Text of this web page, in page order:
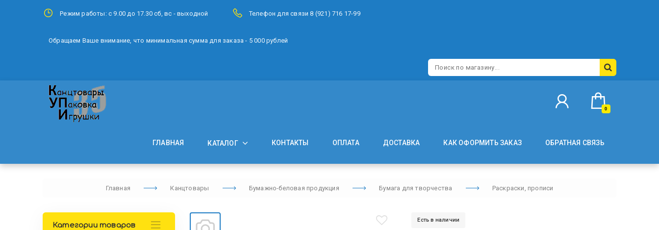
Режим работы: с 9.00 до 17.30 сб, вс - выходной Телефон для связи 8 (921) 716 17-99
Обращаем Ваше внимание, что минимальная сумма для заказа - 5 000 рублей
0
ГЛАВНАЯ КАТАЛОГ КОНТАКТЫ ОПЛАТА ДОСТАВКА КАК ОФОРМИТЬ ЗАКАЗ ОБРАТНАЯ СВЯЗЬ
Главная Канцтовары Бумажно-беловая продукция Бумага для творчества Раскраски, прописи
Есть в наличии
Категории товаров